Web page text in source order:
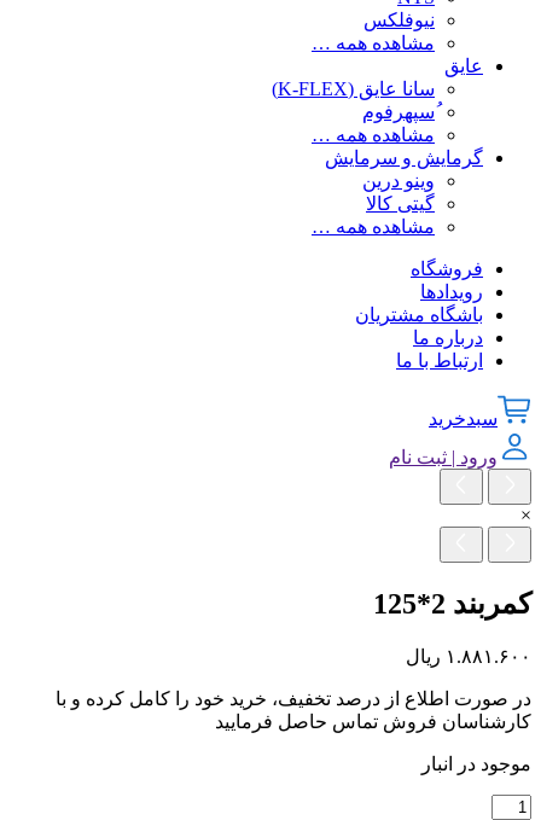
نیوفلکس
مشاهده همه …
عایق
سانا عایق (K-FLEX)
ُسپهرفوم
مشاهده همه …
گرمایش و سرمایش
وینو درین
گیتی کالا
مشاهده همه …
فروشگاه
رویدادها
باشگاه مشتریان
درباره ما
ارتباط با ما
سبدخرید
ورود | ثبت نام
×
کمربند 2*125
۱.۸۸۱.۶۰۰ ریال
در صورت اطلاع از درصد تخفیف، خرید خود را کامل کرده و با
کارشناسان فروش تماس حاصل فرمایید
موجود در انبار
کمربند